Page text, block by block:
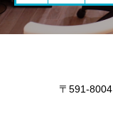
〒591-